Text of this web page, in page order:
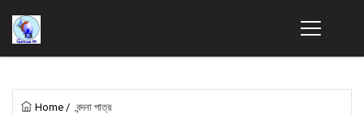
Home / বন্দনা পাত্র